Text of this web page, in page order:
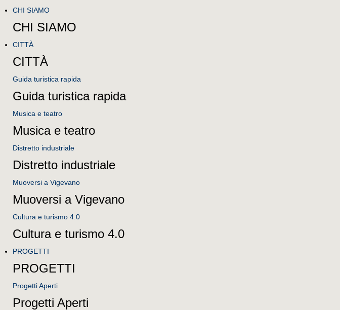
CHI SIAMO
CHI SIAMO
CITTÀ
CITTÀ
Guida turistica rapida
Guida turistica rapida
Musica e teatro
Musica e teatro
Distretto industriale
Distretto industriale
Muoversi a Vigevano
Muoversi a Vigevano
Cultura e turismo 4.0
Cultura e turismo 4.0
PROGETTI
PROGETTI
Progetti Aperti
Progetti Aperti